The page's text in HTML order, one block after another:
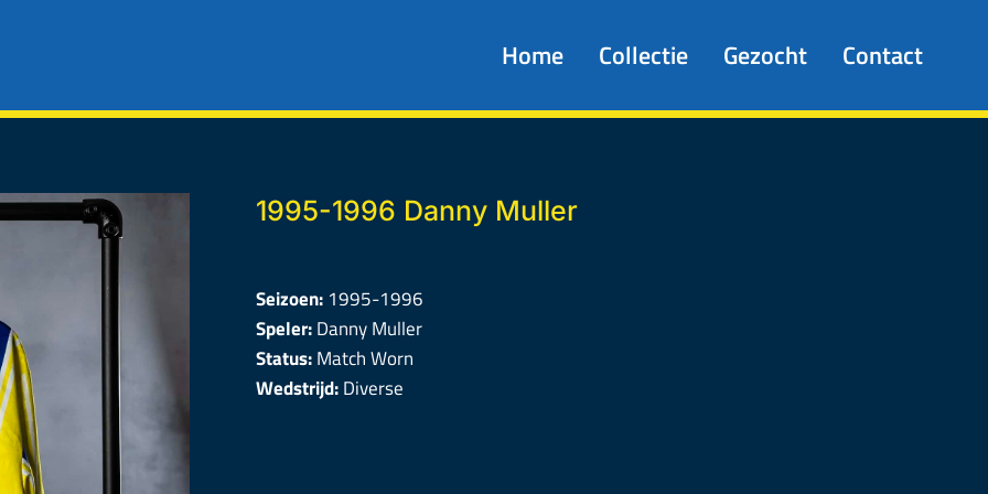
Home Collectie Gezocht Contact
1995-1996 Danny Muller
Seizoen: 1995-1996
Speler:Danny Muller
Status:Match Worn
Wedstrijd:Diverse